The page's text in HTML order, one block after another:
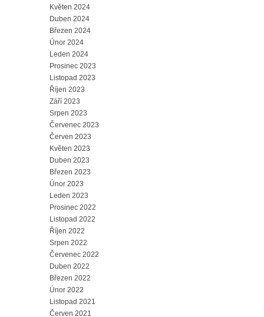
Květen 2024
Duben 2024
Březen 2024
Únor 2024
Leden 2024
Prosinec 2023
Listopad 2023
Říjen 2023
Září 2023
Srpen 2023
Červenec 2023
Červen 2023
Květen 2023
Duben 2023
Březen 2023
Únor 2023
Leden 2023
Prosinec 2022
Listopad 2022
Říjen 2022
Srpen 2022
Červenec 2022
Duben 2022
Březen 2022
Únor 2022
Listopad 2021
Červen 2021